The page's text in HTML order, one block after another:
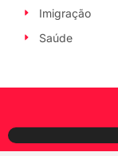
Imigração
Saúde